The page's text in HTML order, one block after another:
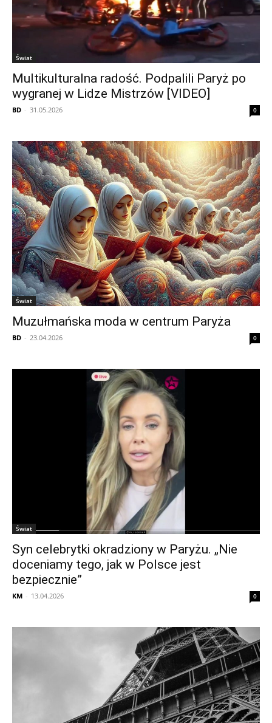
Świat
Multikulturalna radość. Podpalili Paryż po
wygranej w Lidze Mistrzów [VIDEO]
BD - 31.05.2026 0
Świat
Muzułmańska moda w centrum Paryża
BD - 23.04.2026 0
Świat
Syn celebrytki okradziony w Paryżu. „Nie
doceniamy tego, jak w Polsce jest
bezpiecznie”
KM - 13.04.2026 0